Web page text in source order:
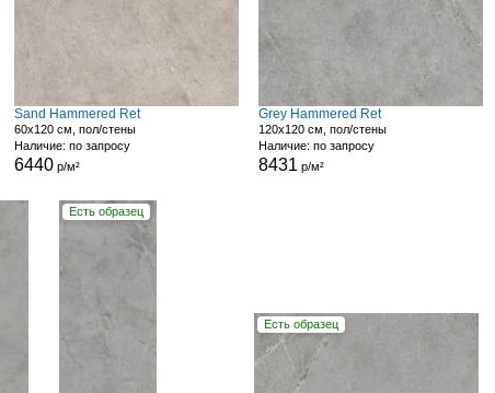
Sand Hammered Ret
60x120 см, пол/стены
Наличие: по запросу
6440р/м²
Grey Hammered Ret
120x120 см, пол/стены
Наличие: по запросу
8431 р/м²
Есть образец
Есть образец